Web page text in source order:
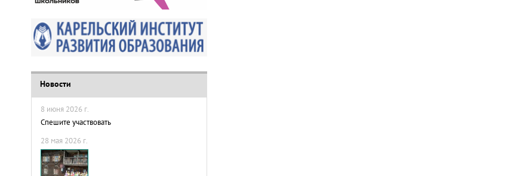
Новости
8 июня 2026 г.
Спешите участвовать
28 мая 2026 г.